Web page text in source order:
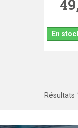
En
Résultats